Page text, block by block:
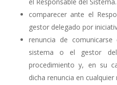
comparecer ante el
gestor delegado por
renuncia de
sistema o el gestor
procedimiento y, en su
dicha renuncia en